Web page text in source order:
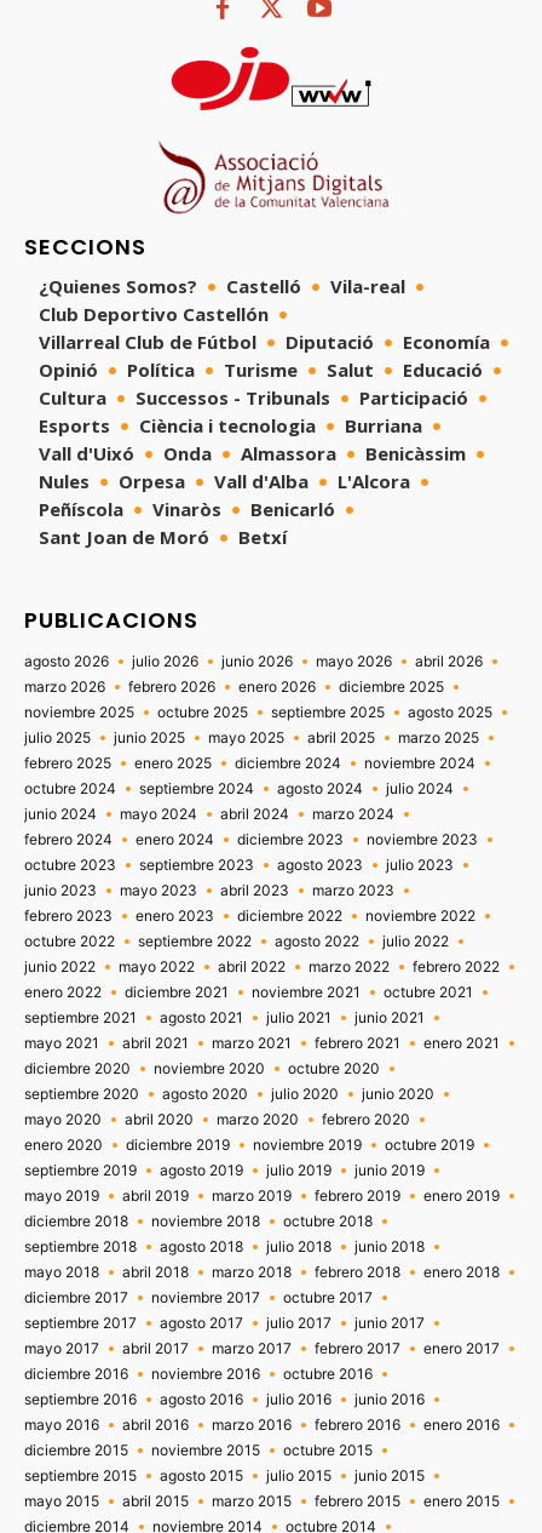
SECCIONS
¿Quienes Somos? Castelló
Vila-real
Club Deportivo Castellón
Villarreal Club de Fútbol
Diputació
Economía
Opinió
Política Turisme Salut
Educació
Cultura
Successos - Tribunals
Participació
Esports
Ciència i tecnologia
Burriana
Vall d'Uixó
Onda Almassora
Benicàssim
Nules
Orpesa Vall d'Alba
L'Alcora
Peñíscola
Vinaròs
Benicarló
Sant Joan de Moró
Betxí
PUBLICACIONS
agosto 2026 julio 2026 junio 2026 mayo 2026
abril 2026
marzo 2026
febrero 2026 enero 2026
diciembre 2025
noviembre 2025
octubre 2025 septiembre 2025
agosto 2025
julio 2025
junio 2025 mayo 2025 abril 2025
marzo 2025
febrero 2025
enero 2025 diciembre 2024
noviembre 2024
octubre 2024
septiembre 2024 agosto 2024
julio 2024
junio 2024
mayo 2024 abril 2024
marzo 2024
febrero 2024
enero 2024 diciembre 2023
noviembre 2023
octubre 2023
septiembre 2023 agosto 2023
julio 2023
junio 2023
mayo 2023 abril 2023
marzo 2023
febrero 2023
enero 2023 diciembre 2022
noviembre 2022
octubre 2022
septiembre 2022 agosto 2022
julio 2022
junio 2022
mayo 2022 abril 2022 marzo 2022
febrero 2022
enero 2022
diciembre 2021 noviembre 2021
octubre 2021
septiembre 2021
agosto 2021 julio 2021
junio 2021
mayo 2021
abril 2021 marzo 2021 febrero 2021
enero 2021
diciembre 2020
noviembre 2020
octubre 2020
septiembre 2020
agosto 2020 julio 2020
junio 2020
mayo 2020
abril 2020 marzo 2020
febrero 2020
enero 2020
diciembre 2019 noviembre 2019
octubre 2019
septiembre 2019
agosto 2019 julio 2019
junio 2019
mayo 2019
abril 2019 marzo 2019 febrero 2019
enero 2019
diciembre 2018
noviembre 2018
octubre 2018
septiembre 2018
agosto 2018 julio 2018
junio 2018
mayo 2018
abril 2018 marzo 2018 febrero 2018
enero 2018
diciembre 2017
noviembre 2017
octubre 2017
septiembre 2017
agosto 2017 julio 2017
junio 2017
mayo 2017
abril 2017 marzo 2017 febrero 2017
enero 2017
diciembre 2016
noviembre 2016
octubre 2016
septiembre 2016
agosto 2016 julio 2016
junio 2016
mayo 2016
abril 2016 marzo 2016 febrero 2016
enero 2016
diciembre 2015
noviembre 2015
octubre 2015
septiembre 2015
agosto 2015 julio 2015
junio 2015
mayo 2015
abril 2015 marzo 2015 febrero 2015
enero 2015
diciembre 2014
noviembre 2014 octubre 2014